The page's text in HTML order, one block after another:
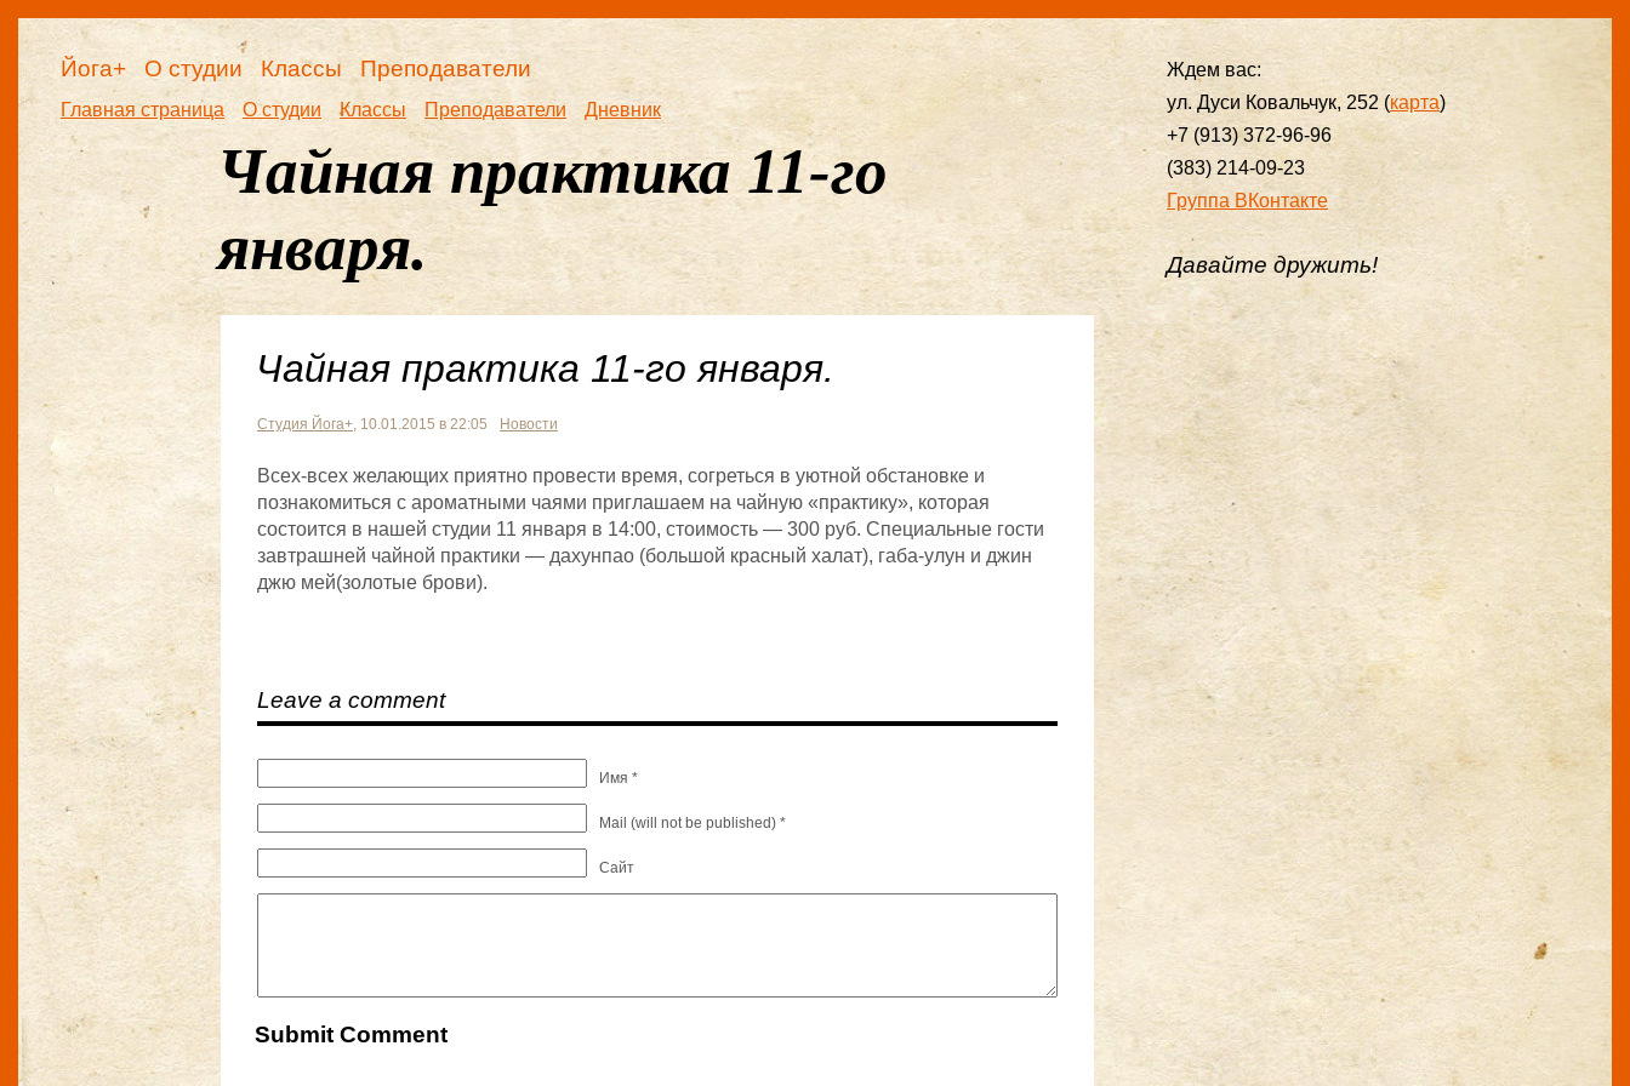
Йога+ О студии Классы Преподаватели
Главная страница О студии Классы Преподаватели Дневник
Чайная практика 11-го
января.
Ждем вас:
ул. Дуси Ковальчук, 252 (карта)
+7 (913) 372-96-96
(383) 214-09-23
Группа ВКонтакте
Чайная практика 11-го января.
Студия Йога+ , 10.01.2015 в 22:05 Новости
Всех-всех желающих приятно провести время, согреться в уютной обстановке и
познакомиться с ароматными чаями приглашаем на чайную «практику», которая
состоится в нашей студии 11 января в 14:00, стоимость — 300 руб. Специальные гости
завтрашней чайной практики — дахунпао (большой красный халат), габа-улун и джин
джю мей(золотые брови).
Leave a comment
Имя *
Mail (will not be published) *
Сайт
Давайте дружить!